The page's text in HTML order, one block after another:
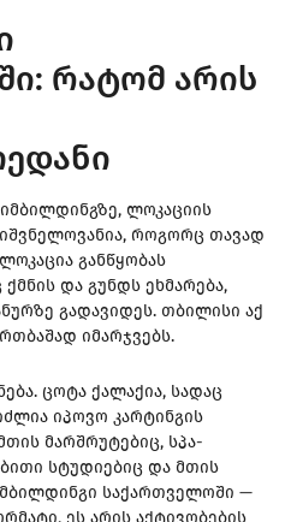
რატომ არის
ლოკაციის
როგორც თავად
განწყობას
და გუნდს ეხმარება,
გადავიდეს. თბილისი აქ
იმარჯვებს.
ცოტა ქალაქია, სადაც
იპოვო კარტინგის
მარშრუტებიც, სპა-
სტუდიებიც და მთის
საქართველოში —
ეს არის აქტივობების